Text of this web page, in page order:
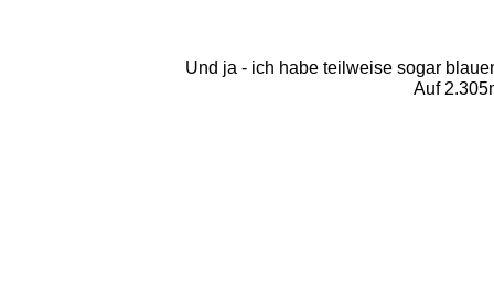
Und ja - ich habe teilweise sogar
Auf